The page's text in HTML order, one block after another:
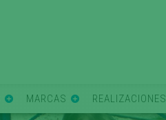
MARCAS REALIZACIONES